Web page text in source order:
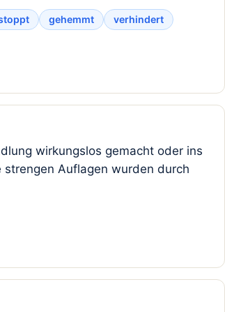
gehemmt verhindert
wirkungslos gemacht oder ins
strengen Auflagen wurden durch